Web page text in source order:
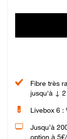
Fibre très
jusqu'à ↓
Livebox 6 :
Jusqu’à
option à